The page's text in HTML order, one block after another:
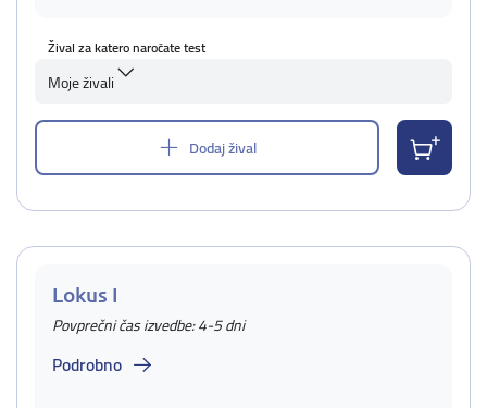
Žival za katero naročate test
Moje živali
Dodaj žival
Lokus I
Povprečni čas izvedbe: 4-5 dni
Podrobno